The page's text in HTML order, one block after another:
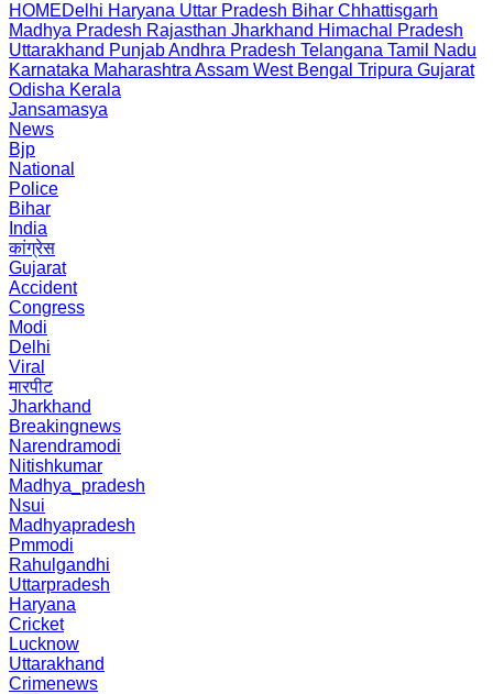
HOMEDelhi Haryana Uttar Pradesh Bihar Chhattisgarh
Madhya Pradesh Rajasthan Jharkhand Himachal Pradesh
Uttarakhand PunjabAndhra Pradesh Telangana Tamil Nadu
Karnataka Maharashtra Assam West Bengal Tripura Gujarat
Odisha Kerala
Jansamasya
News
Bjp
National
Police
Bihar
India
कांग्रेस
Gujarat
Accident
Congress
Modi
Delhi
Viral
मारपीट
Jharkhand
Breakingnews
Narendramodi
Nitishkumar
Madhya_pradesh
Nsui
Madhyapradesh
Pmmodi
Rahulgandhi
Uttarpradesh
Haryana
Cricket
Lucknow
Uttarakhand
Crimenews